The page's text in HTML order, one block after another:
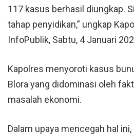
117 kasus berhasil diungkap.
tahap penyidikan,” ungkap
InfoPublik, Sabtu, 4 Januari
Kapolres menyoroti kasus
Blora yang didominasi oleh
masalah ekonomi.
Dalam upaya mencegah hal